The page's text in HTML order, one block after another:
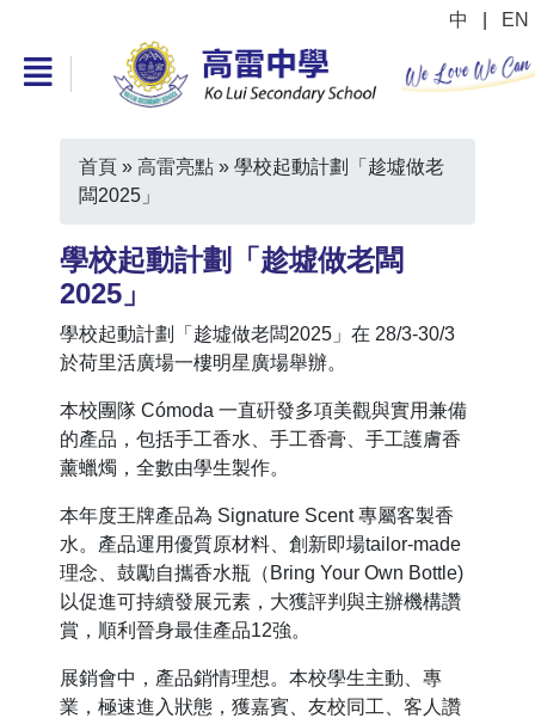
中 EN
首頁 » 高雷亮點 » 學校起動計劃「趁墟做老
闆2025」
學校起動計劃「趁墟做老闆
2025」
學校起動計劃「趁墟做老闆2025」在 28/3-30/3
於荷里活廣場一樓明星廣場舉辦。
本校團隊 Cómoda 一直硏發多項美觀與實用兼備
的產品，包括手工香水、手工香膏、手工護膚香
薰蠟燭，全數由學生製作。
本年度王牌產品為 Signature Scent 專屬客製香
水。產品運用優質原材料、創新即場tailor-made
理念、鼓勵自攜香水瓶（Bring Your Own Bottle)
以促進可持續發展元素，大獲評判與主辦機構讚
賞，順利晉身最佳產品12強。
展銷會中，產品銷情理想。本校學生主動、專
業，極速進入狀態，獲嘉賓、友校同工、客人讚